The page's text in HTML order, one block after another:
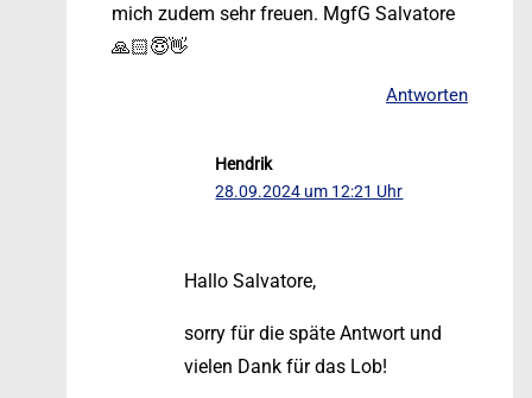
mich zudem sehr freuen. MgfG Salvatore
🙏🏻😇👋
Antworten
Hendrik
28.09.2024 um 12:21 Uhr
Hallo Salvatore,
sorry für die späte Antwort und
vielen Dank für das Lob!